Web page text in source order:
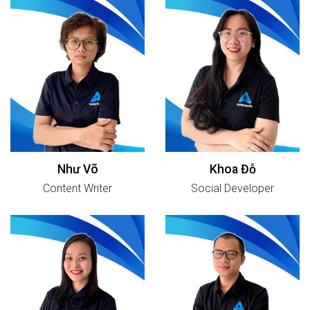
Như Võ
Content Writer
Khoa Đỗ
Social Developer